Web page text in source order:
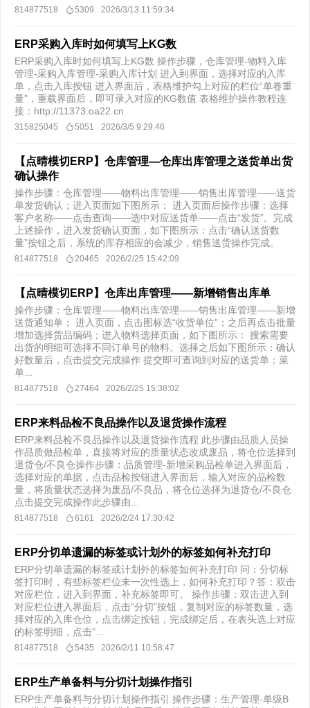
814877518 5309 2026/3/13 11:59:34
ERP采购入库时如何填写上KG数
ERP采购入库时如何填写上KG数 操作步骤，仓库管理-物料入库
管理-采购入库管理-采购入库计划 进入到界面，选择对应的入库
单，点击入库按钮 进入界面后，表格维护勾上对应的栏位“单卷重
量”，重载界面后，即可录入对应的KG数值 表格维护操作教程连
接：http://11373.oa22.cn​
315825045 5051 2026/3/5 9:29:46
【点晴模切ERP】仓库管理—仓库出库管理之送货单出货
确认操作
操作步骤：仓库管理——物料出库管理——销售出库管理——送货
单发货确认；进入页面如下图所示： 进入页面后操作步骤：选择
客户名称——点击查询——选中对应送货单——点击“发货”。完成
上述操作，进入发货确认页面，如下图所示： ​ 点击“确认送货数
量”按钮之后，系统的库存相应的会减少，销售送货操作完成。
814877518 20465 2026/2/25 15:42:09
【点晴模切ERP】仓库出库管理——新增销售出库单
操作步骤：仓库管理——物料出库管理——销售出库管理——新增
送货通知单； 进入页面，点击图标选“收货单位”；之后再点击批量
增加选择货品编码；进入物料选择页面，如下图所示： 搜索需要
出货的明细可选择不同订单号的物料。选择之后如下图所示： ​ 确认
好数量后，点击提交完成操作 提交即可查询到对应的送货单；菜
单...
814877518 27464 2026/2/25 15:38:02
ERP来料品检不良品操作以及退货操作流程
ERP来料品检不良品操作以及退货操作流程 此步骤由品质人员操
作品质做品检单，直接将对应的质量状态改成废品，将仓位选择到
退货仓/不良仓操作步骤：品质管理-新增采购品检单进入界面后，
选择对应的单据，点击品检按钮进入界面后，输入对应的品检数
量，将质量状态选择为废品/不良品，将仓位选择为退货仓/不良仓
点击提交完成操作此步骤由...
814877518 6161 2026/2/24 17:30:42
ERP分切单遗漏的标签或计划外的标签如何补充打印
ERP分切单遗漏的标签或计划外的标签如何补充打印 问：分切标
签打印时，有些标签栏位未一次性选上，如何补充打印？答：双击
对应栏位，进入到界面，补充标签即可。 操作步骤：双击进入到
对应栏位进入界面后，点击“分切”按钮，复制对应的标签数量，选
择对应的入库仓位，点击绑定按钮，完成绑定后，在表头选上对应
的标签明细，点击“...
814877518 5435 2026/2/11 10:58:47
ERP生产单备料与分切计划操作指引
ERP生产单备料与分切计划操作指引 操作步骤：生产管理-单级B